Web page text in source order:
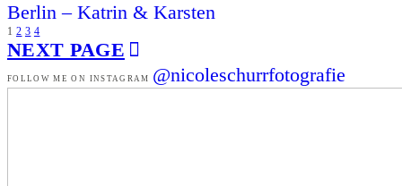
Berlin – Katrin & Karsten
1 2 3 4
NEXT PAGE
FOLLOW ME ON INSTAGRAM @nicoleschurrfotografie